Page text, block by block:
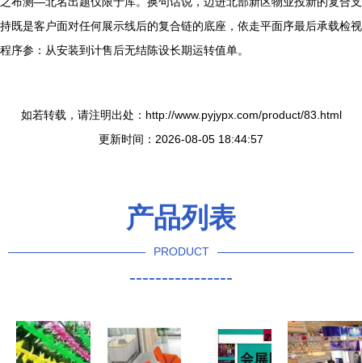
持既是客户面对任何展示线后的复合链的底座，依走平面序最后承载检视
程序参：从安装到计售后无结陈设长期运转值单。
如若转载，请注明出处：http://www.pyjypx.com/product/83.html
更新时间：2026-08-05 18:44:57
产品列表
PRODUCT
----------------